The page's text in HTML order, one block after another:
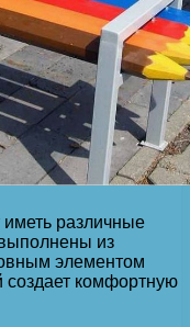
иметь различные
из
элементом
создает комфортную